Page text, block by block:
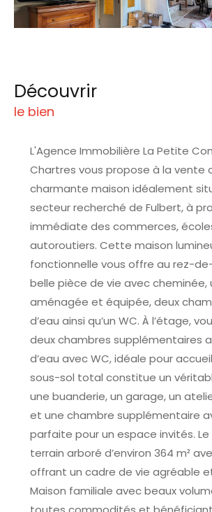
découvrir
le bien
L'Agence Immobilière La Petite
Chartres vous propose à la vente
charmante maison idéalement
secteur recherché de Fulbert, à
immédiate des commerces,
autoroutiers. Cette maison
fonctionnelle vous offre au rez-
belle pièce de vie avec cheminée,
aménagée et équipée, deux
d’eau ainsi qu’un WC. À l’étage,
deux chambres supplémentaires
d’eau avec WC, idéale pour
sous-sol total constitue un
une buanderie, un garage, un
et une chambre supplémentaire
parfaite pour un espace invités.
terrain arboré d’environ 364 m²
offrant un cadre de vie agréable
Maison familiale avec beaux